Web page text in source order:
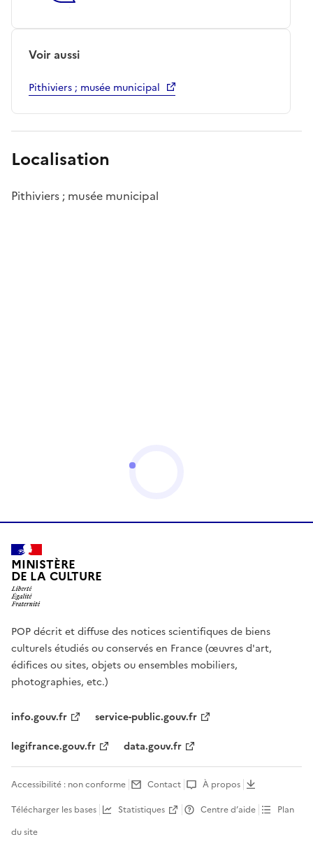
Voir aussi
Pithiviers ; musée municipal
Localisation
Pithiviers ; musée municipal
MINISTÈRE
DE LA CULTURE
POP décrit et diffuse des notices scientifiques de biens
culturels étudiés ou conservés en France (œuvres d'art,
édifices ou sites, objets ou ensembles mobiliers,
photographies, etc.)
info.gouv.fr
service-public.gouv.fr
legifrance.gouv.fr
data.gouv.fr
Accessibilité : non conforme Contact
À propos
Télécharger les bases
Statistiques Centre d’aide
Plan
du site